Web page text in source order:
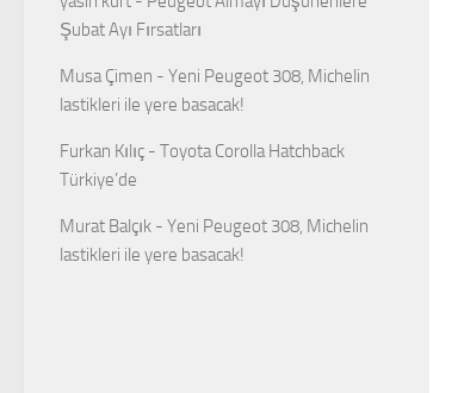
Şubat Ayı Fırsatları
Musa Çimen - Yeni Peugeot 308, Michelin
lastikleri ile yere basacak!
Furkan Kılıç - Toyota Corolla Hatchback
Türkiye’de
Murat Balçık - Yeni Peugeot 308, Michelin
lastikleri ile yere basacak!